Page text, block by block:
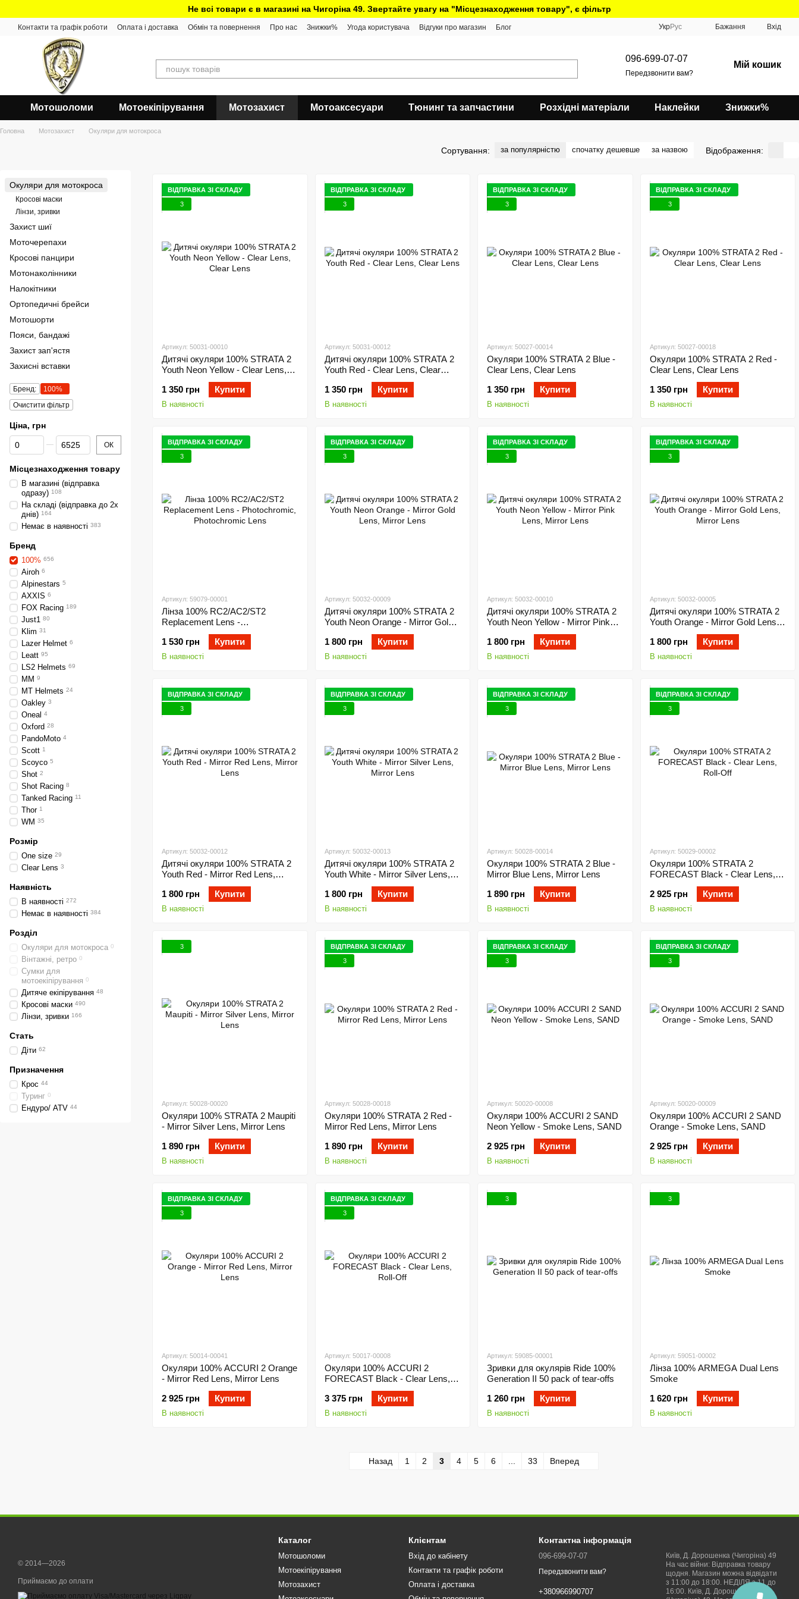
Не всі товари є в магазині на Чигоріна 49. Звертайте увагу на "Місцезнаходження товару", є фільтр
Контакти та графік роботи Оплата і доставка Обмін та повернення Про нас Знижки% Угода користувача Відгуки про магазин Блог УкрРус Бажання Вхід
096-699-07-07
Передзвонити вам?
Мій кошик
Мотошоломи Мотоекіпірування Мотозахист Мотоаксесуари Тюнинг та запчастини Розхідні матеріали Наклейки Знижки%
Головна Мотозахист Окуляри для мотокроса
Сортування: за популярністю спочатку дешевше за назвою Відображення:
ВІДПРАВКА ЗІ СКЛАДУ
3
Артикул: 50031-00010
Дитячі окуляри 100% STRATA 2
Youth Neon Yellow - Clear Lens,
1 350 грн
Купити
В наявності
ВІДПРАВКА ЗІ СКЛАДУ
3
Артикул: 50031-00012
Дитячі окуляри 100% STRATA 2
Youth Red - Clear Lens, Clear
1 350 грн
Купити
В наявності
ВІДПРАВКА ЗІ СКЛАДУ
3
Артикул: 50027-00014
Окуляри 100% STRATA 2 Blue -
Clear Lens, Clear Lens
1 350 грн
Купити
В наявності
ВІДПРАВКА ЗІ СКЛАДУ
3
Артикул: 50027-00018
Окуляри 100% STRATA 2 Red -
Clear Lens, Clear Lens
1 350 грн
Купити
В наявності
ВІДПРАВКА ЗІ СКЛАДУ
3
Артикул: 59079-00001
Лінза 100% RC2/AC2/ST2
Replacement Lens -
Photochromic, Photochromic Lens
1 530 грн
Купити
В наявності
ВІДПРАВКА ЗІ СКЛАДУ
3
Артикул: 50032-00009
Дитячі окуляри 100% STRATA 2
Youth Neon Orange - Mirror Gold
Lens, Mirror Lens
1 800 грн
Купити
В наявності
ВІДПРАВКА ЗІ СКЛАДУ
3
Артикул: 50032-00010
Дитячі окуляри 100% STRATA 2
Youth Neon Yellow - Mirror Pink
Lens, Mirror Lens
1 800 грн
Купити
В наявності
ВІДПРАВКА ЗІ СКЛАДУ
3
Артикул: 50032-00005
Дитячі окуляри 100% STRATA 2
Youth Orange - Mirror Gold Lens,
1 800 грн
Купити
В наявності
ВІДПРАВКА ЗІ СКЛАДУ
3
Артикул: 50032-00012
Дитячі окуляри 100% STRATA 2
Youth Red - Mirror Red Lens,
1 800 грн
Купити
В наявності
ВІДПРАВКА ЗІ СКЛАДУ
3
Артикул: 50032-00013
Дитячі окуляри 100% STRATA 2
Youth White - Mirror Silver Lens,
1 800 грн
Купити
В наявності
ВІДПРАВКА ЗІ СКЛАДУ
3
Артикул: 50028-00014
Окуляри 100% STRATA 2 Blue -
Mirror Blue Lens, Mirror Lens
1 890 грн
Купити
В наявності
ВІДПРАВКА ЗІ СКЛАДУ
3
Артикул: 50029-00002
Окуляри 100% STRATA 2
FORECAST Black - Clear Lens,
2 925 грн
Купити
В наявності
3
Артикул: 50028-00020
Окуляри 100% STRATA 2 Maupiti
- Mirror Silver Lens, Mirror Lens
1 890 грн
Купити
В наявності
ВІДПРАВКА ЗІ СКЛАДУ
3
Артикул: 50028-00018
Окуляри 100% STRATA 2 Red -
Mirror Red Lens, Mirror Lens
1 890 грн
Купити
В наявності
ВІДПРАВКА ЗІ СКЛАДУ
3
Артикул: 50020-00008
Окуляри 100% ACCURI 2 SAND
Neon Yellow - Smoke Lens, SAND
2 925 грн
Купити
В наявності
ВІДПРАВКА ЗІ СКЛАДУ
3
Артикул: 50020-00009
Окуляри 100% ACCURI 2 SAND
Orange - Smoke Lens, SAND
2 925 грн
Купити
В наявності
ВІДПРАВКА ЗІ СКЛАДУ
3
Артикул: 50014-00041
Окуляри 100% ACCURI 2 Orange
- Mirror Red Lens, Mirror Lens
2 925 грн
Купити
В наявності
ВІДПРАВКА ЗІ СКЛАДУ
3
Артикул: 50017-00008
Окуляри 100% ACCURI 2
FORECAST Black - Clear Lens,
3 375 грн
Купити
В наявності
3
Артикул: 59085-00001
Зривки для окулярів Ride 100%
Generation II 50 pack of tear-offs
1 260 грн
Купити
В наявності
3
Артикул: 59051-00002
Лінза 100% ARMEGA Dual Lens
Smoke
1 620 грн
Купити
В наявності
Назад 1 2 3 4 5 6 33 Вперед
Окуляри для мотокроса
Кросові маски
Лінзи, зривки
Захист шиї
Моточерепахи
Кросові панцири
Мотонаколінники
Налокітники
Ортопедичні брейси
Мотошорти
Пояси, бандажі
Захист зап'ястя
Захисні вставки
Бренд:
100%
Очистити фільтр
Ціна, грн
Від Ціна, грн
До Ціна, грн ОК
Місцезнаходження товару
В магазині (відправка
одразу) 108
На складі (відправка до 2х
днів) 164
Немає в наявності 383
Бренд
100% 656
Airoh 6
Alpinestars 5
AXXIS 6
FOX Racing 189
Just1 80
Klim 31
Lazer Helmet 6
Leatt 95
LS2 Helmets 69
MM 9
MT Helmets 24
Oakley 3
Oneal 4
Oxford 28
PandoMoto 4
Scott 1
Scoyco 5
Shot 2
Shot Racing 8
Tanked Racing 11
Thor 1
WM 35
Розмір
One size 29
Clear Lens 3
Наявність
В наявності 272
Немає в наявності 384
Розділ
Окуляри для мотокроса 0
Вінтажні, ретро 0
Сумки для
мотоекіпірування 0
Дитяче екіпірування 48
Кросові маски 490
Лінзи, зривки 166
Стать
Діти 62
Призначення
Крос 44
Туринг 0
Ендуро/ ATV 44
© 2014—2026
Приймаємо до оплати
Каталог
Мотошоломи
Мотоекіпірування
Мотозахист
Клієнтам
Вхід до кабінету
Контакти та графік роботи
Оплата і доставка
Контактна інформація
096-699-07-07
Передзвонити вам?
+380966990707
Київ, Д. Дорошенка (Чигоріна) 49
На час війни: Відправка товару
щодня. Магазин можна відвідати
з 11:00 до 18:00. НЕДІЛЯ з 11 до
16:00. Київ, Д. Дорошенка